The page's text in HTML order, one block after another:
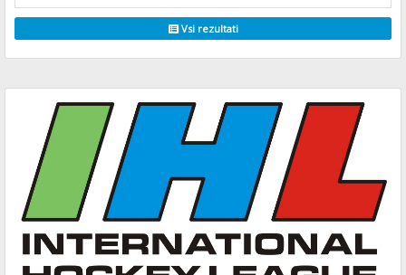
Vsi rezultati